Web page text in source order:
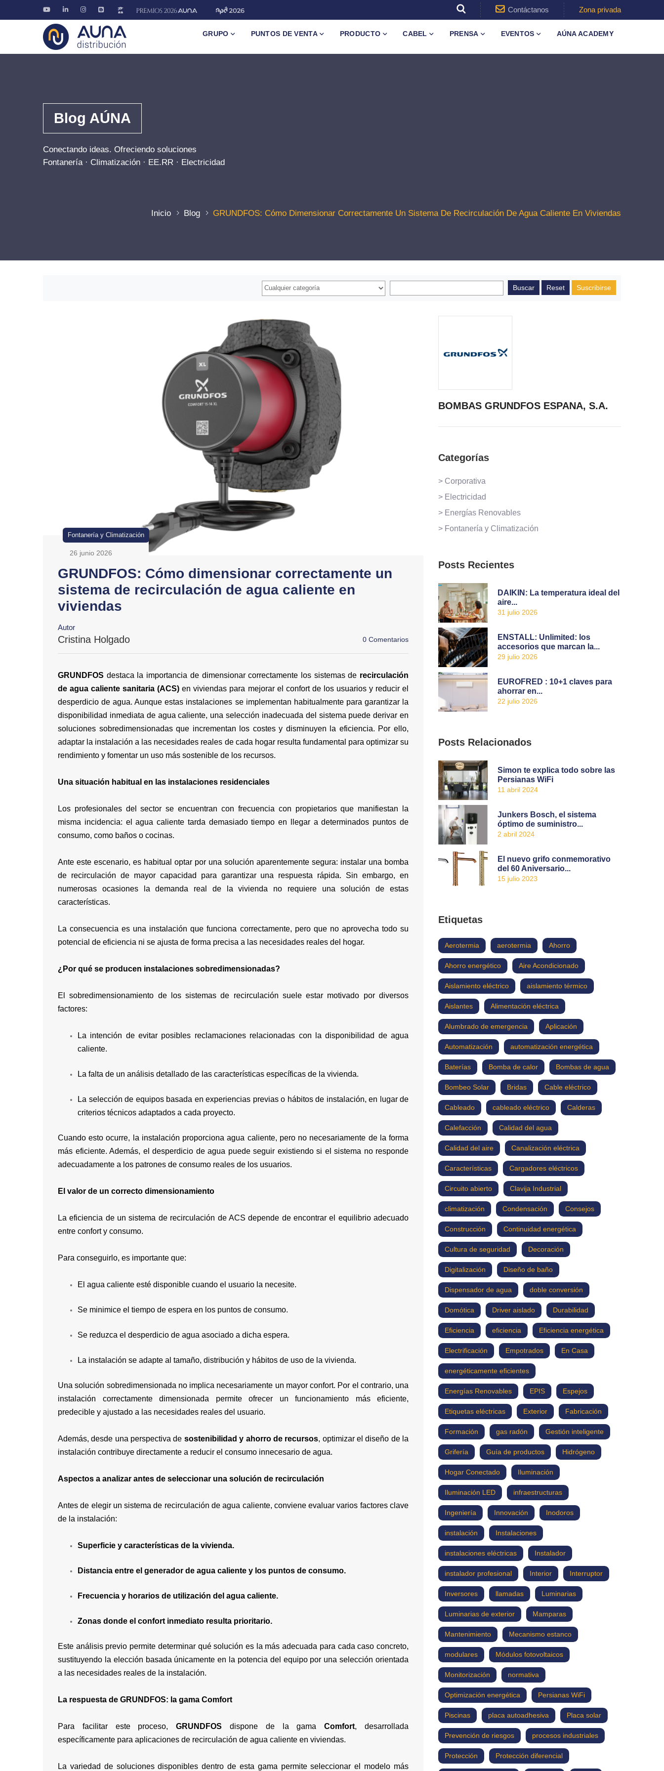
Contáctanos Zona privada
GRUPO PUNTOS DE VENTA PRODUCTO CABEL PRENSA EVENTOS AÚNA ACADEMY
Blog AÚNA
Conectando ideas. Ofreciendo soluciones
Fontanería · Climatización · EE.RR · Electricidad
Inicio Blog GRUNDFOS: Cómo Dimensionar Correctamente Un Sistema De Recirculación De Agua Caliente En Viviendas
Suscribirse
Fontanería y Climatización
26 junio 2026
GRUNDFOS: Cómo dimensionar correctamente un
sistema de recirculación de agua caliente en
viviendas
Autor
Cristina Holgado 0 Comentarios
GRUNDFOS destaca la importancia de dimensionar correctamente los sistemas de recirculación
de agua caliente sanitaria (ACS) en viviendas para mejorar el confort de los usuarios y reducir el
desperdicio de agua. Aunque estas instalaciones se implementan habitualmente para garantizar la
disponibilidad inmediata de agua caliente, una selección inadecuada del sistema puede derivar en
soluciones sobredimensionadas que incrementan los costes y disminuyen la eficiencia. Por ello,
adaptar la instalación a las necesidades reales de cada hogar resulta fundamental para optimizar su
rendimiento y fomentar un uso más sostenible de los recursos.
Una situación habitual en las instalaciones residenciales
Los profesionales del sector se encuentran con frecuencia con propietarios que manifiestan la
misma incidencia: el agua caliente tarda demasiado tiempo en llegar a determinados puntos de
consumo, como baños o cocinas.
Ante este escenario, es habitual optar por una solución aparentemente segura: instalar una bomba
de recirculación de mayor capacidad para garantizar una respuesta rápida. Sin embargo, en
numerosas ocasiones la demanda real de la vivienda no requiere una solución de estas
características.
La consecuencia es una instalación que funciona correctamente, pero que no aprovecha todo su
potencial de eficiencia ni se ajusta de forma precisa a las necesidades reales del hogar.
¿Por qué se producen instalaciones sobredimensionadas?
El sobredimensionamiento de los sistemas de recirculación suele estar motivado por diversos
factores:
La intención de evitar posibles reclamaciones relacionadas con la disponibilidad de agua
caliente.
La falta de un análisis detallado de las características específicas de la vivienda.
La selección de equipos basada en experiencias previas o hábitos de instalación, en lugar de
criterios técnicos adaptados a cada proyecto.
Cuando esto ocurre, la instalación proporciona agua caliente, pero no necesariamente de la forma
más eficiente. Además, el desperdicio de agua puede seguir existiendo si el sistema no responde
adecuadamente a los patrones de consumo reales de los usuarios.
El valor de un correcto dimensionamiento
La eficiencia de un sistema de recirculación de ACS depende de encontrar el equilibrio adecuado
entre confort y consumo.
Para conseguirlo, es importante que:
El agua caliente esté disponible cuando el usuario la necesite.
Se minimice el tiempo de espera en los puntos de consumo.
Se reduzca el desperdicio de agua asociado a dicha espera.
La instalación se adapte al tamaño, distribución y hábitos de uso de la vivienda.
Una solución sobredimensionada no implica necesariamente un mayor confort. Por el contrario, una
instalación correctamente dimensionada permite ofrecer un funcionamiento más eficiente,
predecible y ajustado a las necesidades reales del usuario.
Además, desde una perspectiva de sostenibilidad y ahorro de recursos, optimizar el diseño de la
instalación contribuye directamente a reducir el consumo innecesario de agua.
Aspectos a analizar antes de seleccionar una solución de recirculación
Antes de elegir un sistema de recirculación de agua caliente, conviene evaluar varios factores clave
de la instalación:
Superficie y características de la vivienda.
Distancia entre el generador de agua caliente y los puntos de consumo.
Frecuencia y horarios de utilización del agua caliente.
Zonas donde el confort inmediato resulta prioritario.
Este análisis previo permite determinar qué solución es la más adecuada para cada caso concreto,
sustituyendo la elección basada únicamente en la potencia del equipo por una selección orientada
a las necesidades reales de la instalación.
La respuesta de GRUNDFOS: la gama Comfort
Para facilitar este proceso,GRUNDFOS dispone de la gamaComfort, desarrollada
específicamente para aplicaciones de recirculación de agua caliente en viviendas.
La variedad de soluciones disponibles dentro de esta gama permite seleccionar el modelo más
BOMBAS GRUNDFOS ESPANA, S.A.
Categorías
> Corporativa
> Electricidad
> Energías Renovables
> Fontanería y Climatización
Posts Recientes
DAIKIN: La temperatura ideal del
aire...
31 julio 2026
ENSTALL: Unlimited: los
accesorios que marcan la...
29 julio 2026
EUROFRED : 10+1 claves para
ahorrar en...
22 julio 2026
Posts Relacionados
Simon te explica todo sobre las
Persianas WiFi
11 abril 2024
Junkers Bosch, el sistema
óptimo de suministro...
2 abril 2024
El nuevo grifo conmemorativo
del 60 Aniversario...
15 julio 2023
Etiquetas
Aerotermia aerotermia Ahorro
Ahorro energético Aire Acondicionado
Aislamiento eléctrico aislamiento térmico
Aislantes Alimentación eléctrica
Alumbrado de emergencia Aplicación
Automatización automatización energética
Baterías Bomba de calor Bombas de agua
Bombeo Solar Bridas Cable eléctrico
Cableado cableado eléctrico Calderas
Calefacción Calidad del agua
Calidad del aire Canalización eléctrica
Características Cargadores eléctricos
Circuito abierto Clavija Industrial
climatización Condensación Consejos
Construcción Continuidad energética
Cultura de seguridad Decoración
Digitalización Diseño de baño
Dispensador de agua doble conversión
Domótica Driver aislado Durabilidad
Eficiencia eficiencia Eficiencia energética
Electrificación Empotrados En Casa
energéticamente eficientes
Energías Renovables EPIS Espejos
Etiquetas eléctricas Exterior Fabricación
Formación gas radón Gestión inteligente
Grifería Guía de productos Hidrógeno
Hogar Conectado Iluminación
Iluminación LED infraestructuras
Ingeniería Innovación Inodoros
instalación Instalaciones
instalaciones eléctricas Instalador
instalador profesional Interior Interruptor
Inversores llamadas Luminarias
Luminarias de exterior Mamparas
Mantenimiento Mecanismo estanco
modulares Módulos fotovoltaicos
Monitorización normativa
Optimización energética Persianas WiFi
Piscinas placa autoadhesiva Placa solar
Prevención de riesgos procesos industriales
Protección Protección diferencial